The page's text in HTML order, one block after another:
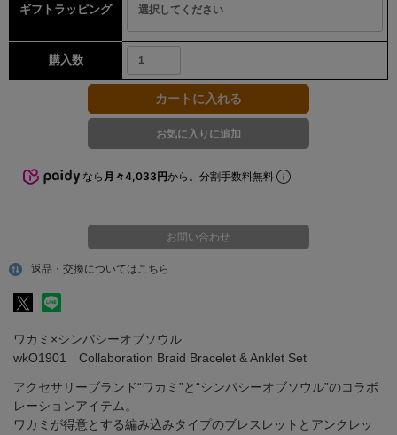
ギフトラッピング
購入数
なら 月々4,033円から。分割手数料無料
返品・交換についてはこちら
お問い合わせ
ワカミ×シンパシーオブソウル
wkO1901 Collaboration Braid Bracelet & Anklet Set
アクセサリーブランド“ワカミ”と“シンパシーオブソウル”のコラボ
レーションアイテム。
ワカミが得意とする編み込みタイプのブレスレットとアンクレッ